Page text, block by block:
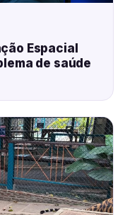
Espacial
de saúde